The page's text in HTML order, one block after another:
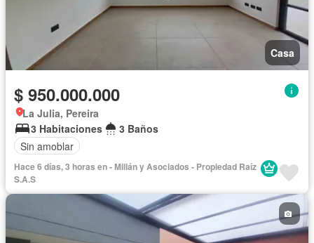
Casa
$ 950.000.000
La Julia, Pereira
3 Habitaciones
3 Baños
Sin amoblar
Hace 6 días, 3 horas en - Millán y Asociados - Propiedad Raíz
S.A.S